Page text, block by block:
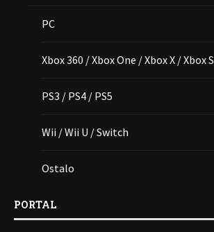
PC
Xbox 360 / Xbox One / Xbox X / Xbox S
PS3 / PS4 / PS5
Wii / Wii U / Switch
Ostalo
PORTAL